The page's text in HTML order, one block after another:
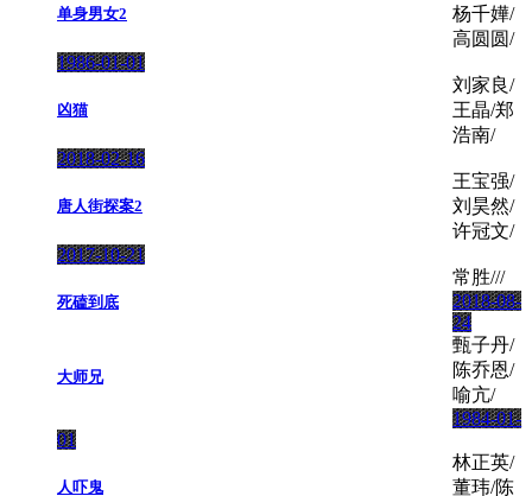
单身男女2
杨千嬅/
高圆圆/
1986-01-01
凶猫
刘家良/
王晶/郑
浩南/
2018-02-16
唐人街探案2
王宝强/
刘昊然/
许冠文/
2017-10-21
死磕到底
常胜///
2018-08-
24
大师兄
甄子丹/
陈乔恩/
喻亢/
1984-01-
01
人吓鬼
林正英/
董玮/陈